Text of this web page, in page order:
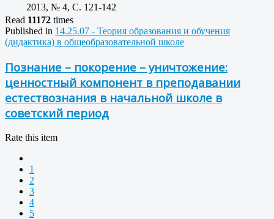
2013, № 4, C. 121-142
Read 11172 times
Published in 14.25.07 - Теория образования и обучения
(дидактика) в общеобразовательной школе
Познание – покорение – уничтожение:
ценностный компонент в преподавании
естествознания в начальной школе в
советский период
Rate this item
1
2
3
4
5